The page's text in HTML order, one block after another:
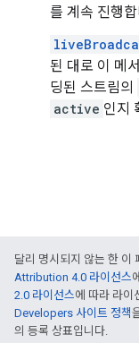
를 계속 진행
된 대로 이 메
딩된 스트림의
active 인지
달리 명시되지 않는 한 이
Attribution 4.0 라이선스
2.0 라이선스에 따라 라이
Developers 사이트 정책
의 등록 상표입니다.